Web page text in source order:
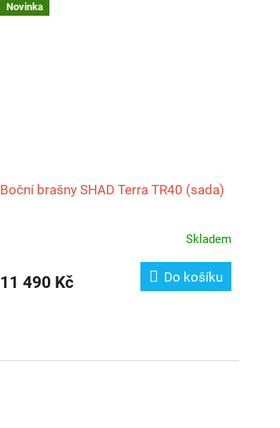
Novinka
Boční brašny SHAD Terra TR40 (sada)
Skladem
11 490 Kč Do košíku